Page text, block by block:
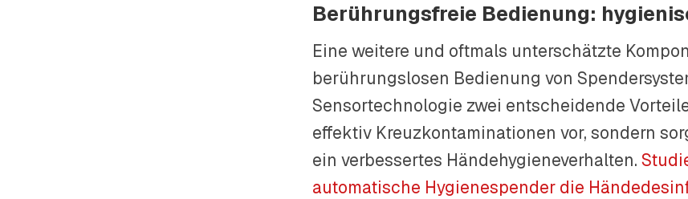
Berührungsfreie Bedienung:
Eine weitere und oftmals unterschätzte
berührungslosen Bedienung von
Sensortechnologie zwei entscheidende
effektiv Kreuzkontaminationen vor, sondern
ein verbessertes Händehygieneverhalten.
automatische Hygienespender die